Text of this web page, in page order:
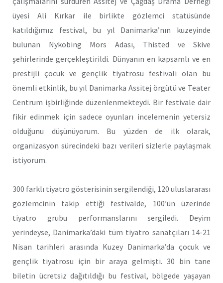
üyesi Ali Kırkar ile birlikte gözlemci statüsünde
katıldığımız festival, bu yıl Danimarka’nın kuzeyinde
bulunan Nykobing Mors Adası, Thisted ve Skive
şehirlerinde gerçekleştirildi. Dünyanın en kapsamlı ve en
prestijli çocuk ve gençlik tiyatrosu festivali olan bu
önemli etkinlik, bu yıl Danimarka Assitej örgütü ve Teater
Centrum işbirliğinde düzenlenmekteydi. Bir festivale dair
fikir edinmek için sadece oyunları incelemenin yetersiz
olduğunu düşünüyorum. Bu yüzden de ilk olarak,
organizasyon sürecindeki bazı verileri sizlerle paylaşmak
istiyorum.
300 farklı tiyatro gösterisinin sergilendiği, 120 uluslararası
gözlemcinin takip ettiği festivalde, 100’ün üzerinde
tiyatro grubu performanslarını sergiledi. Deyim
yerindeyse, Danimarka’daki tüm tiyatro sanatçıları 14-21
Nisan tarihleri arasında Kuzey Danimarka’da çocuk ve
gençlik tiyatrosu için bir araya gelmişti. 30 bin tane
biletin ücretsiz dağıtıldığı bu festival, bölgede yaşayan